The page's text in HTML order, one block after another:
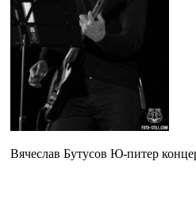
Вячеслав Бутусов Ю-питер